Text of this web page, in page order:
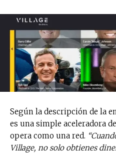
Según la descripción de la
es una simple aceleradora
opera como una red.
Village, no solo obtienes